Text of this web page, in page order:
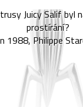
Juicy Salif byl
prostírání?
1988, Philippe